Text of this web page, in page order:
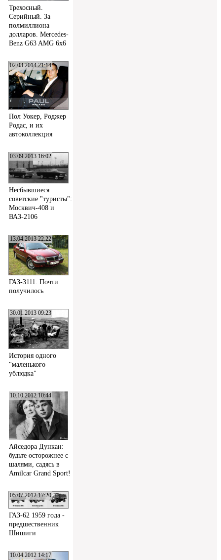
Трехосный.
Серийный. За
полмиллиона
долларов. Mercedes-
Benz G63 AMG 6x6
02.03.2014 21:14
Пол Уокер, Роджер
Родас, и их
автоколлекция
03.09.2013 16:02
Несбывшиеся
советские "туристы":
Москвич-408 и
ВАЗ-2106
13.04.2013 22:22
ГАЗ-3111: Почти
получилось
30.01.2013 09:23
История одного
"маленького
ублюдка"
10.10.2012 10:44
Айседора Дункан:
будьте осторожнее с
шалями, садясь в
Amilcar Grand Sport!
05.07.2012 17:20
ГАЗ-62 1959 года -
предшественник
Шишиги
10.04.2012 14:17